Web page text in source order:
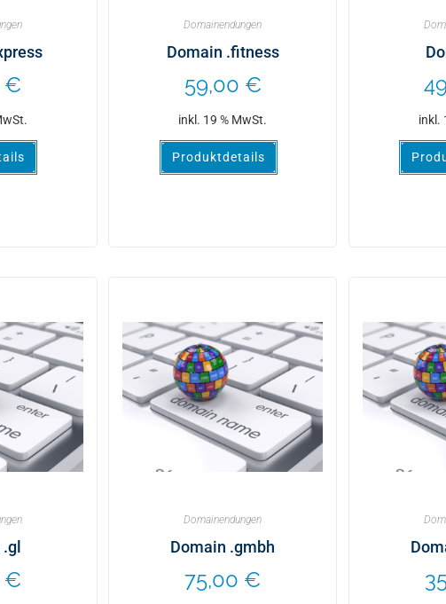
€
Domainendungen
Domain .fitness
59,00 €
inkl. 19 % MwSt.
Produktdetails
inkl.
.gl
€
Domainendungen
Domain .gmbh
75,00 €